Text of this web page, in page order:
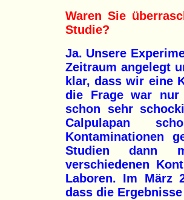
Waren Sie
Studie?
Ja. Unsere
Zeitraum angelegt
klar, dass wir eine
die Frage war
schon sehr
Calpulapan
Kontaminationen
Studien dann
verschiedenen
Laboren. Im März
dass die